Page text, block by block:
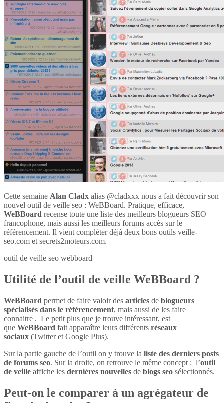
Cette semaine Alan Cladx alias @cladxxx nous a fait découvrir son
nouvel outil de veille seo : WeBBoard. Pratique, efficace,
WeBBoard recense toute une liste des meilleurs blogueurs SEO
francophone, mais aussi les meilleurs forums accès sur le
référencement. Il vient compléter déjà deux bons outils veille-
seo.com et secrets2moteurs.com.
outil de veille seo webboard
Utilité de l’outil de veille WeBBoard ?
WeBBoard permet de faire valoir des articles de blogueurs
spécialisés dans le référencement, mais aussi de les faire
connaitre . Le petit plus que je trouve intéressant, est
que WeBBoard fait apparaître leurs différents réseaux
sociaux (Twitter et Google Plus).
Sur la partie gauche de l’outil on y trouve la liste des derniers posts
de forums seo. Sur la droite, on retrouve le même concept : l’outil
de veille affiche les dernières nouvelles de blogs seo sélectionnés.
Peut-on le comparer à un agrégateur de